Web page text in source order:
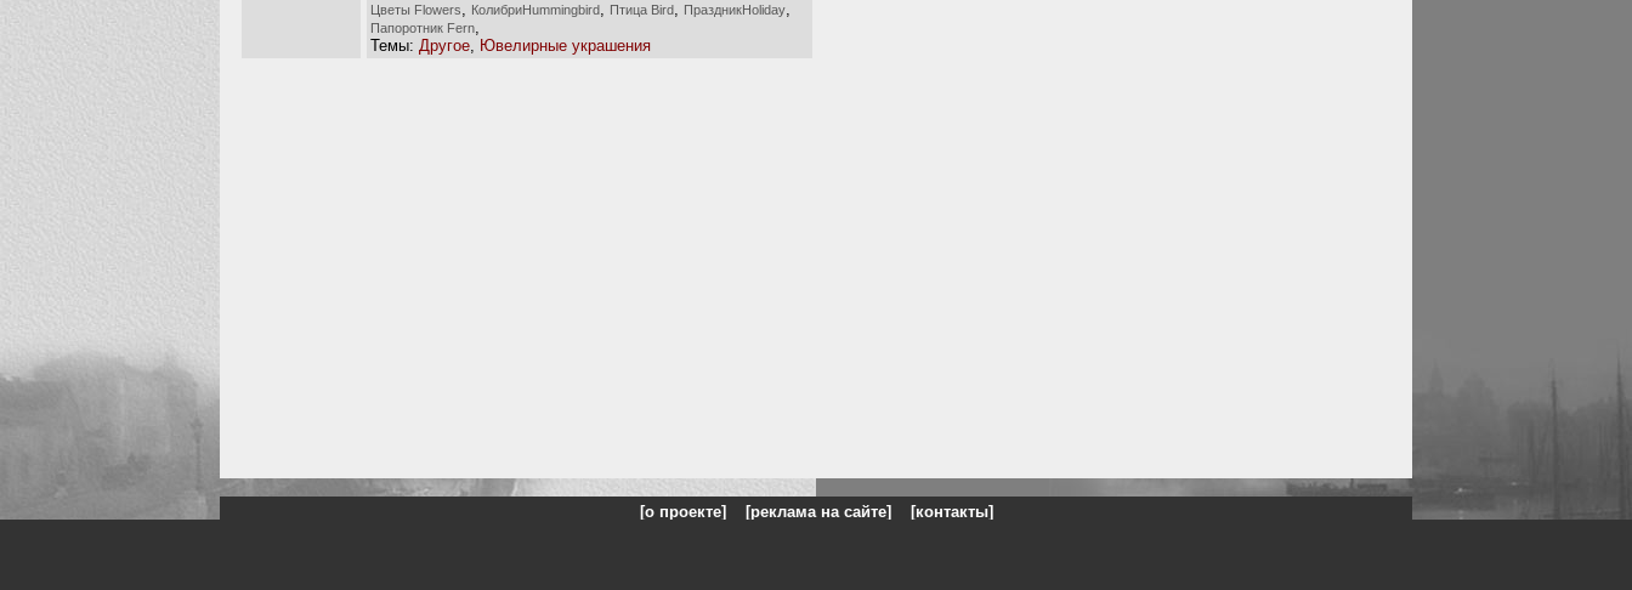
Цветы Flowers КолибриHummingbird Птица Bird ПраздникHoliday
Папоротник Fern
Темы: Другое Ювелирные украшения
[о проекте] [реклама на сайте] [контакты]